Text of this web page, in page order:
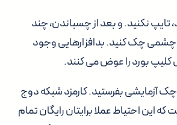
تایپ نکنید.و بعد از چسباندن، چند
را چشمی چک کنید. بدافزارهایی وجود
کلیپ بورد را عوض می کنند.
آزمایشی بفرستید.کارمزد شبکه دوج
که این احتیاط عملا برایتان رایگان تمام